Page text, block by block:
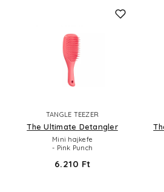
TANGLE TEEZER
The Ultimate Detangler
Mini hajkefe
- Pink Punch
6.210 Ft